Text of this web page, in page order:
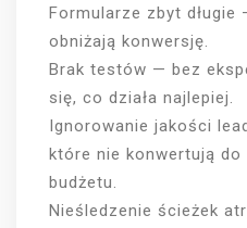
Formularze zbyt długie
obniżają konwersję.
Brak testów — bez
się, co działa najlepiej.
Ignorowanie jakości
które nie konwertują
budżetu.
Nieśledzenie ścieżek